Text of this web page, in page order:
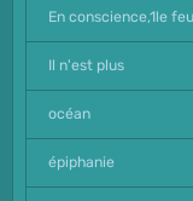
En conscience,1le
Il n'est plus
océan
épiphanie